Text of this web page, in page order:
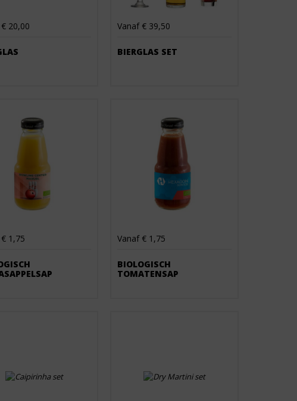
20,00 Vanaf € 39,50
BIERGLAS SET
1,75 Vanaf € 1,75
BIOLOGISCH
TOMATENSAP